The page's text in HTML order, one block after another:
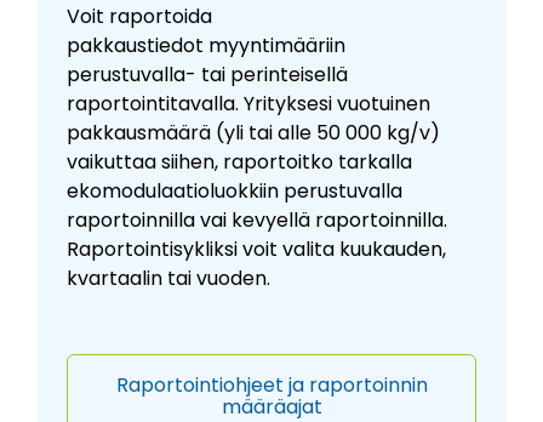
Voit raportoida
pakkaustiedot myyntimääriin
perustuvalla- tai perinteisellä
raportointitavalla. Yrityksesi vuotuinen
pakkausmäärä (yli tai alle 50 000 kg/v)
vaikuttaa siihen, raportoitko tarkalla
ekomodulaatioluokkiin perustuvalla
raportoinnilla vai kevyellä raportoinnilla.
Raportointisykliksi voit valita kuukauden,
kvartaalin tai vuoden.
Raportointiohjeet ja raportoinnin
määräajat